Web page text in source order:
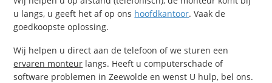
u langs, u geeft het af op ons hoofdkantoor. Vaak de
goedkoopste oplossing.
Wij helpen u direct aan de telefoon of we sturen een
ervaren monteur langs. Heeft u computerschade of
software problemen in Zeewolde en wenst U hulp, bel ons.